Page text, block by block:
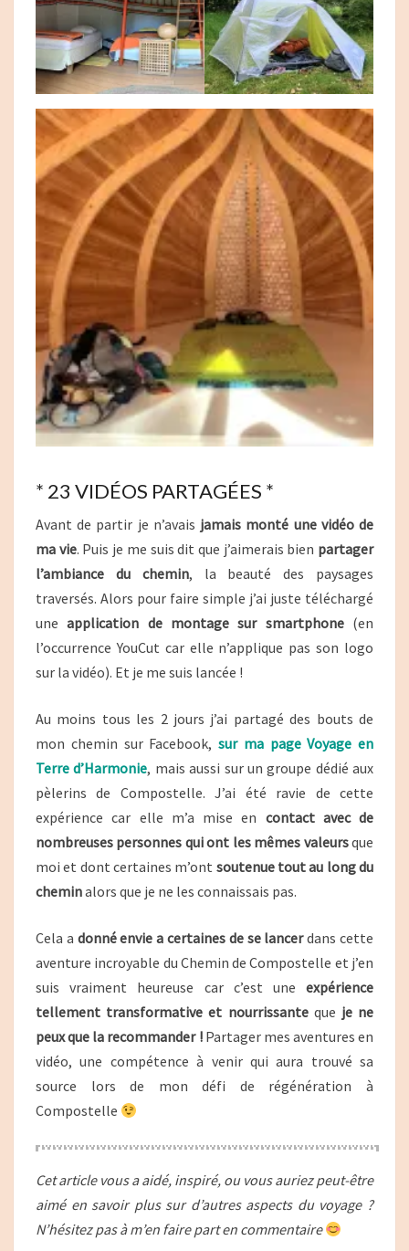
* 23 VIDÉOS PARTAGÉES *
Avant de partir je n’avais jamais monté une vidéo de
ma vie. Puis je me suis dit que j’aimerais bien partager
l’ambiance du chemin, la beauté des paysages
traversés. Alors pour faire simple j’ai juste téléchargé
uneapplication de montage sur smartphone(en
l’occurrence YouCut car elle n’applique pas son logo
sur la vidéo). Et je me suis lancée !
Au moins tous les 2 jours j’ai partagé des bouts de
mon chemin sur Facebook, sur ma page Voyage en
Terre d’Harmonie, mais aussi sur un groupe dédié aux
pèlerins de Compostelle. J’ai été ravie de cette
expérience car elle m’a mise en contact avec de
nombreuses personnes qui ont les mêmes valeursque
moi et dont certaines m’ont soutenue tout au long du
cheminalors que je ne les connaissais pas.
Cela a donné envie a certaines de se lancerdans cette
aventure incroyable du Chemin de Compostelle et j’en
suis vraiment heureuse car c’est une expérience
tellement transformative et nourrissanteque je ne
peux que la recommander !Partager mes aventures en
vidéo, une compétence à venir qui aura trouvé sa
source lors de mon défi de régénération à
Compostelle
Cet article vous a aidé, inspiré, ou vous auriez peut-être
aimé en savoir plus sur d’autres aspects du voyage ?
N’hésitez pas à m’en faire part en commentaire